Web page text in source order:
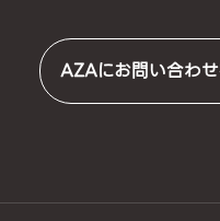
AZAにお問い合わせ